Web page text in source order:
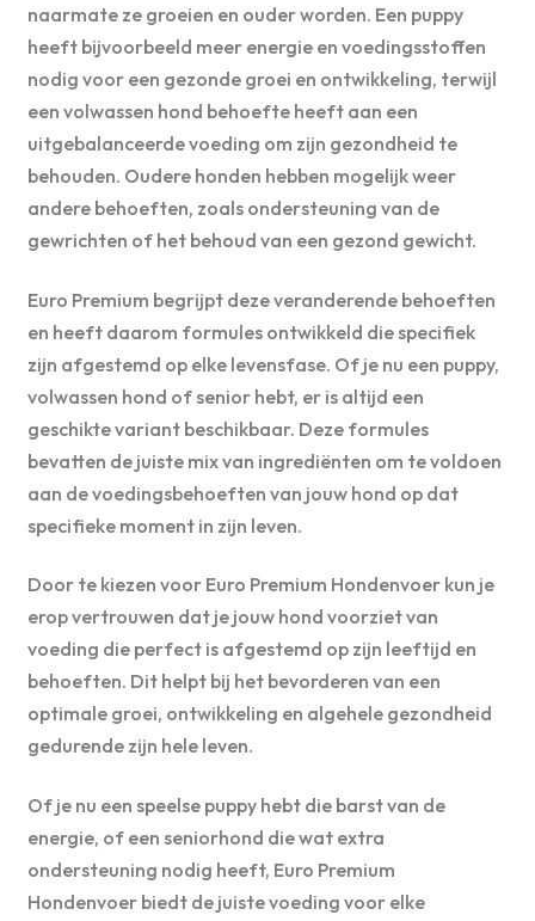
naarmate ze groeien en ouder worden. Een puppy
heeft bijvoorbeeld meer energie en voedingsstoffen
nodig voor een gezonde groei en ontwikkeling, terwijl
een volwassen hond behoefte heeft aan een
uitgebalanceerde voeding om zijn gezondheid te
behouden. Oudere honden hebben mogelijk weer
andere behoeften, zoals ondersteuning van de
gewrichten of het behoud van een gezond gewicht.
Euro Premium begrijpt deze veranderende behoeften
en heeft daarom formules ontwikkeld die specifiek
zijn afgestemd op elke levensfase. Of je nu een puppy,
volwassen hond of senior hebt, er is altijd een
geschikte variant beschikbaar. Deze formules
bevatten de juiste mix van ingrediënten om te voldoen
aan de voedingsbehoeften van jouw hond op dat
specifieke moment in zijn leven.
Door te kiezen voor Euro Premium Hondenvoer kun je
erop vertrouwen dat je jouw hond voorziet van
voeding die perfect is afgestemd op zijn leeftijd en
behoeften. Dit helpt bij het bevorderen van een
optimale groei, ontwikkeling en algehele gezondheid
gedurende zijn hele leven.
Of je nu een speelse puppy hebt die barst van de
energie, of een seniorhond die wat extra
ondersteuning nodig heeft, Euro Premium
Hondenvoer biedt de juiste voeding voor elke